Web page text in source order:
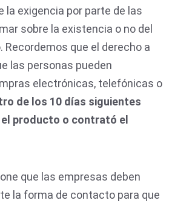
la exigencia por parte de las
sobre la existencia o no del
Recordemos que el derecho a
las personas pueden
electrónicas, telefónicas o
de los 10 días siguientes
producto o contrató el
que las empresas deben
la forma de contacto para que